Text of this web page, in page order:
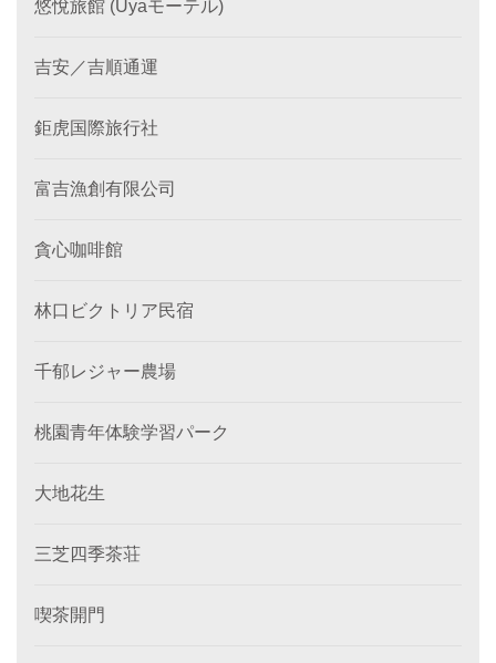
悠悅旅館 (Uyaモーテル)
吉安／吉順通運
鉅虎国際旅行社
富吉漁創有限公司
貪心咖啡館
林口ビクトリア民宿
千郁レジャー農場
桃園青年体験学習パーク
大地花生
三芝四季茶荘
喫茶開門